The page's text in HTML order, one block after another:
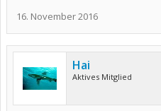
16. November 2016
Hai
Aktives Mitglied